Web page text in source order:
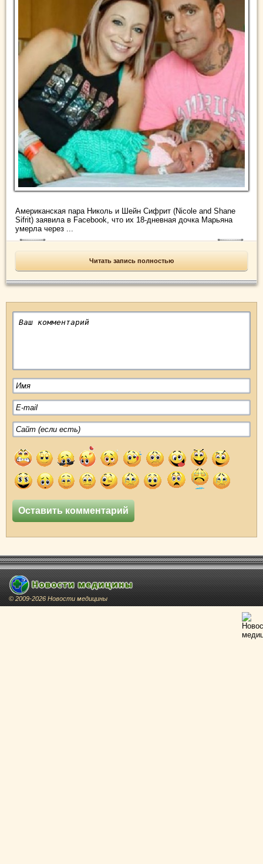
Американская пара Николь и Шейн Сифрит (Nicole and Shane
Sifrit) заявила в Facebook, что их 18-дневная дочка Марьяна
умерла через ...
Читать запись полностью
© 2009-2026 Новости медицины